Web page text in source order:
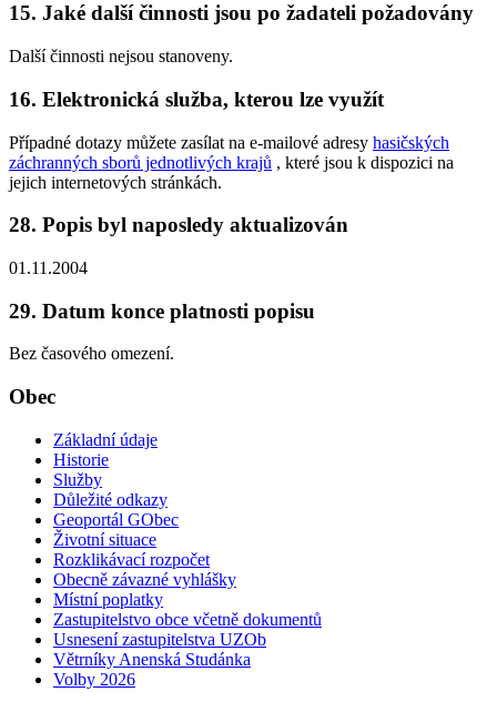
15. Jaké další činnosti jsou po žadateli požadovány
Další činnosti nejsou stanoveny.
16. Elektronická služba, kterou lze využít
Případné dotazy můžete zasílat na e-mailové adresy hasičských
záchranných sborů jednotlivých krajů , které jsou k dispozici na
jejich internetových stránkách.
28. Popis byl naposledy aktualizován
01.11.2004
29. Datum konce platnosti popisu
Bez časového omezení.
Obec
Základní údaje
Historie
Služby
Důležité odkazy
Geoportál GObec
Životní situace
Rozklikávací rozpočet
Obecně závazné vyhlášky
Místní poplatky
Zastupitelstvo obce včetně dokumentů
Usnesení zastupitelstva UZOb
Větrníky Anenská Studánka
Volby 2026